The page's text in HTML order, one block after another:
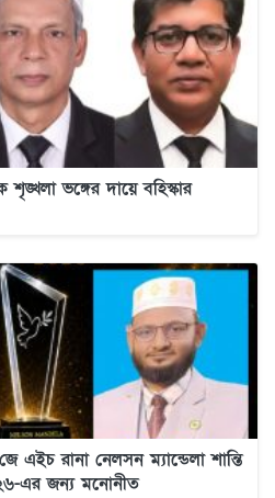
ভঙ্গের দায়ে বহিস্কার
এইচ রানা নেলসন ম্যান্ডেলা শান্তি
এর জন্য মনোনীত